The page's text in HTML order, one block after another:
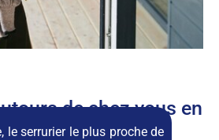
de chez vous en
le serrurier le plus proche de